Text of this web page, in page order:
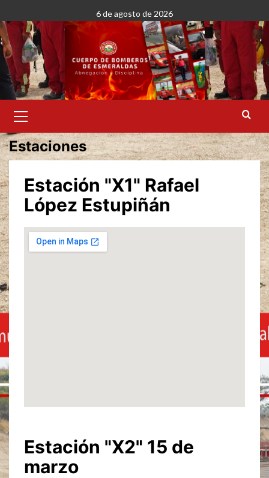
al
contenido
6 de agosto de 2026
primario
Estaciones
Estación "X1" Rafael
López Estupiñán
Estación "X2" 15 de
marzo